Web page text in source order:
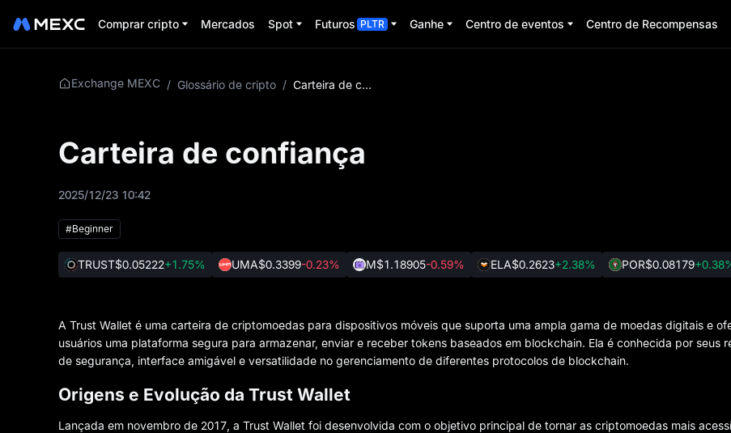
Comprar cripto Mercados Spot Futuros PLTR Ganhe Centro de eventos Centro de Recompensas
Exchange MEXC / Glossário de cripto / Carteira de confiança
Carteira de confiança
2025/12/23 10:42
#Beginner
TRUST$0.05222+1.75% UMA$0.3399-0.23% M$1.18905-0.59% ELA$0.2623+2.38% POR$0.08179
A Trust Wallet é uma carteira de criptomoedas para dispositivos móveis que suporta uma ampla gama de moedas digitais e
usuários uma plataforma segura para armazenar, enviar e receber tokens baseados em blockchain. Ela é conhecida por seus
de segurança, interface amigável e versatilidade no gerenciamento de diferentes protocolos de blockchain.
Origens e Evolução da Trust Wallet
Lançada em novembro de 2017, a Trust Wallet foi desenvolvida com o objetivo principal de tornar as criptomoedas mais